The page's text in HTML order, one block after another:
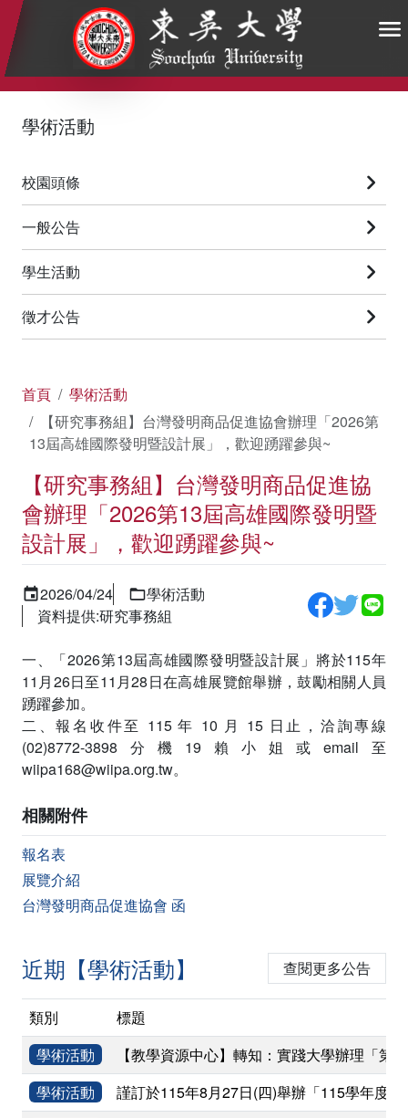
:::
學術活動
校園頭條
一般公告
學生活動
徵才公告
首頁
學術活動
【研究事務組】台灣發明商品促進協會辦理「2026第
13屆高雄國際發明暨設計展」，歡迎踴躍參與~
【研究事務組】台灣發明商品促進協
會辦理「2026第13屆高雄國際發明暨
設計展」，歡迎踴躍參與~
2026/04/24
學術活動
資料提供:研究事務組
一、「2026第13屆高雄國際發明暨設計展」將於115年
11月26日至11月28日在高雄展覽館舉辦，鼓勵相關人員
踴躍參加。
二、報名收件至 115 年 10 月 15 日止，洽詢專線
(02)8772-3898分機19賴小姐或email至
wiipa168@wiipa.org.tw。
相關附件
報名表
展覽介紹
台灣發明商品促進協會 函
近期【學術活動】 查閱更多公告
類別
標題
學術活動
【教學資源中心】轉知：實踐大學辦理「第
學術活動
謹訂於115年8月27日(四)舉辦「115學年度